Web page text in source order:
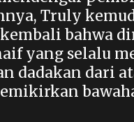
Truly
bahwa
yang selalu
dadakan dari